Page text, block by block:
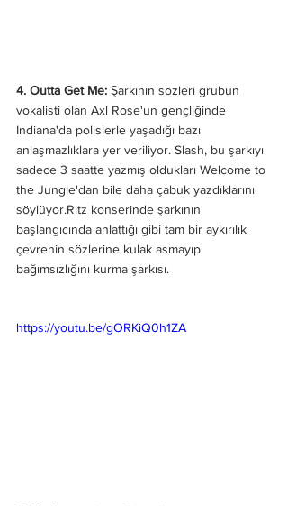
4. Outta Get Me: Şarkının sözleri grubun
vokalisti olan Axl Rose'un gençliğinde
Indiana'da polislerle yaşadığı bazı
anlaşmazlıklara yer veriliyor. Slash, bu şarkıyı
sadece 3 saatte yazmış oldukları Welcome to
the Jungle'dan bile daha çabuk yazdıklarını
söylüyor.Ritz konserinde şarkının
başlangıcında anlattığı gibi tam bir aykırılık
çevrenin sözlerine kulak asmayıp
bağımsızlığını kurma şarkısı.
https://youtu.be/gORKiQ0h1ZA